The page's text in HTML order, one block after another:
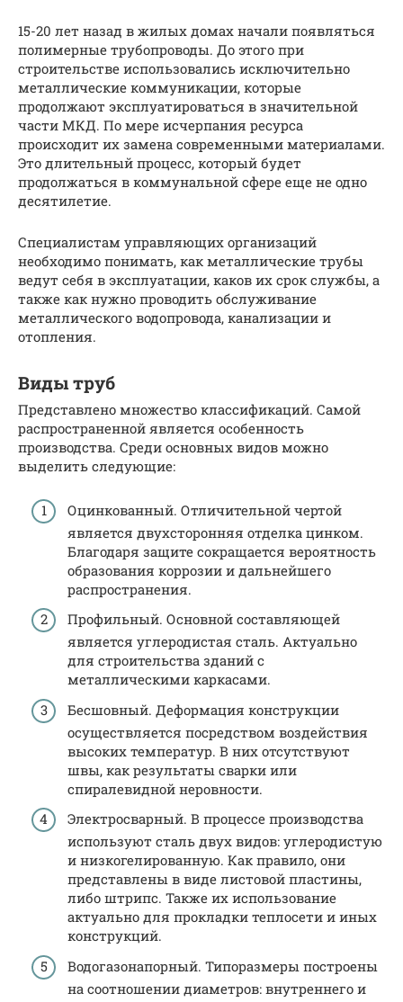
15-20 лет назад в жилых домах начали появляться
полимерные трубопроводы. До этого при
строительстве использовались исключительно
металлические коммуникации, которые
продолжают эксплуатироваться в значительной
части МКД. По мере исчерпания ресурса
происходит их замена современными материалами.
Это длительный процесс, который будет
продолжаться в коммунальной сфере еще не одно
десятилетие.
Специалистам управляющих организаций
необходимо понимать, как металлические трубы
ведут себя в эксплуатации, каков их срок службы, а
также как нужно проводить обслуживание
металлического водопровода, канализации и
отопления.
Виды труб
Представлено множество классификаций. Самой
распространенной является особенность
производства. Среди основных видов можно
выделить следующие:
Оцинкованный. Отличительной чертой
является двухсторонняя отделка цинком.
Благодаря защите сокращается вероятность
образования коррозии и дальнейшего
распространения.
Профильный. Основной составляющей
является углеродистая сталь. Актуально
для строительства зданий с
металлическими каркасами.
Бесшовный. Деформация конструкции
осуществляется посредством воздействия
высоких температур. В них отсутствуют
швы, как результаты сварки или
спиралевидной неровности.
Электросварный. В процессе производства
используют сталь двух видов: углеродистую
и низкогелированную. Как правило, они
представлены в виде листовой пластины,
либо штрипс. Также их использование
актуально для прокладки теплосети и иных
конструкций.
Водогазонапорный. Типоразмеры построены
на соотношении диаметров: внутреннего и